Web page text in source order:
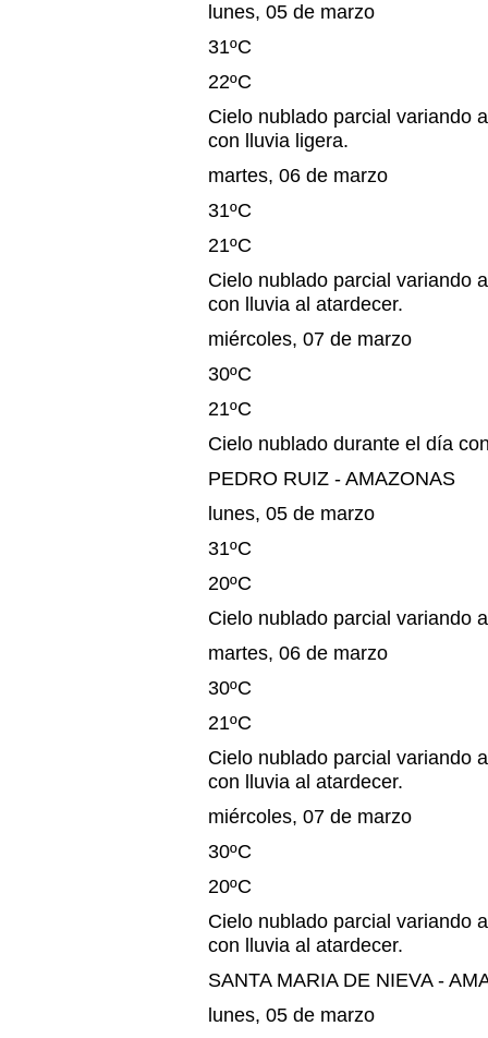
lunes, 05 de marzo
31ºC
22ºC
Cielo nublado parcial variando
con lluvia ligera.
martes, 06 de marzo
31ºC
21ºC
Cielo nublado parcial variando
con lluvia al atardecer.
miércoles, 07 de marzo
30ºC
21ºC
Cielo nublado durante el día
PEDRO RUIZ - AMAZONAS
lunes, 05 de marzo
31ºC
20ºC
Cielo nublado parcial variando
martes, 06 de marzo
30ºC
21ºC
Cielo nublado parcial variando
con lluvia al atardecer.
miércoles, 07 de marzo
30ºC
20ºC
Cielo nublado parcial variando
con lluvia al atardecer.
SANTA MARIA DE NIEVA -
lunes, 05 de marzo